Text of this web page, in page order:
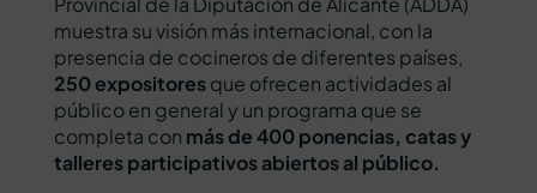
muestra su visión más internacional, con la
presencia de cocineros de diferentes países,
250 expositoresque ofrecen actividades al
público en general y un programa que se
completa con más de 400 ponencias, catas y
talleres participativos abiertos al público.